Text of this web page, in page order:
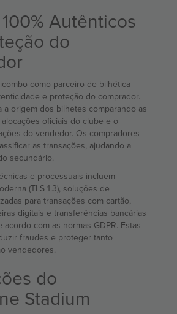
Autênticos
do
como parceiro de bilhética
e proteção do comprador.
a origem dos bilhetes comparando as
oficiais do clube e o
do vendedor. Os compradores
as transações, ajudando a
secundário.
e processuais incluem
(TLS 1.3), soluções de
para transações com cartão,
digitais e transferências bancárias
acordo com as normas GDPR. Estas
fraudes e proteger tanto
vendedores.
do
Stadium